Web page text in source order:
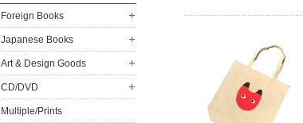
Foreign Books
Japanese Books
Art & Design Goods
CD/DVD
Multiple/Prints